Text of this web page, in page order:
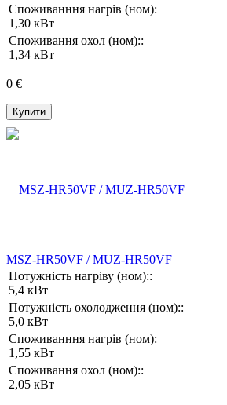
Споживанння нагрів (ном):
1,30 кВт
Споживання охол (ном)::
1,34 кВт
0 €
Купити
MSZ-HR50VF / MUZ-HR50VF
Потужність нагріву (ном)::
5,4 кВт
Потужність охолодження (ном)::
5,0 кВт
Споживанння нагрів (ном):
1,55 кВт
Споживання охол (ном)::
2,05 кВт